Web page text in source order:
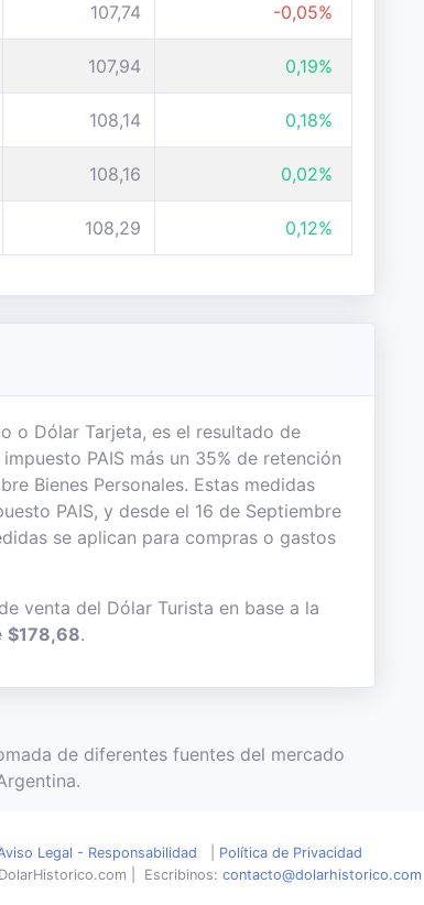
107,74 -0,05%
107,94 0,19%
108,14 0,18%
108,16 0,02%
108,29 0,12%
o Dólar Tarjeta, es el resultado de
PAIS más un 35% de retención
Bienes Personales. Estas medidas
PAIS, y desde el 16 de Septiembre
se aplican para compras o gastos
venta del Dólar Turista en base a la
$178,68.
de diferentes fuentes del mercado
Legal - Responsabilidad
Política de Privacidad
Escribinos: contacto@dolarhistorico.com